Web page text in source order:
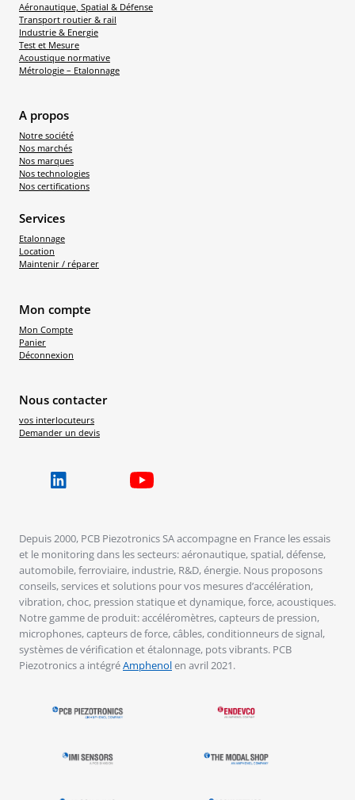
Aéronautique, Spatial & Défense
Transport routier & rail
Industrie & Energie
Test et Mesure
Acoustique normative
Métrologie – Etalonnage
A propos
Notre société
Nos marchés
Nos marques
Nos technologies
Nos certifications
Services
Etalonnage
Location
Maintenir / réparer
Mon compte
Mon Compte
Panier
Déconnexion
Nous contacter
vos interlocuteurs
Demander un devis
Depuis 2000, PCB Piezotronics SA accompagne en France les essais
et le monitoring dans les secteurs: aéronautique, spatial, défense,
automobile, ferroviaire, industrie, R&D, énergie. Nous proposons
conseils, services et solutions pour vos mesures d’accélération,
vibration, choc, pression statique et dynamique, force, acoustiques.
Notre gamme de produit: accéléromètres, capteurs de pression,
microphones, capteurs de force, câbles, conditionneurs de signal,
systèmes de vérification et étalonnage, pots vibrants. PCB
Piezotronics a intégréAmphenolen avril 2021.